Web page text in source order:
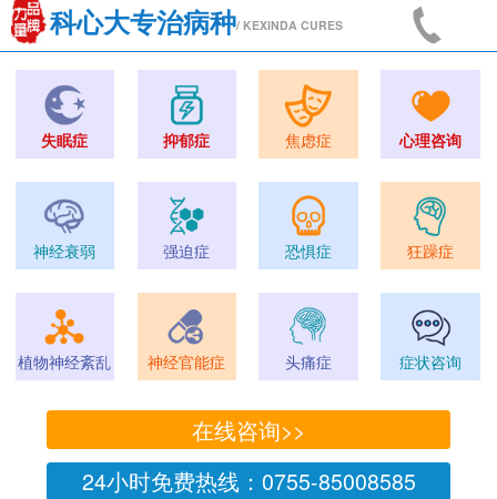
科心大专治病种/ KEXINDA CURES
失眠症 抑郁症 焦虑症 心理咨询
神经衰弱 强迫症 恐惧症 狂躁症
植物神经紊乱 神经官能症 头痛症 症状咨询
在线咨询>>
24小时免费热线：0755-85008585